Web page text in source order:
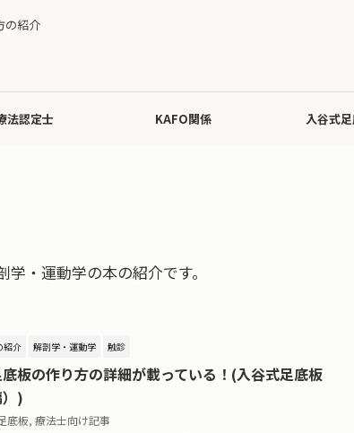
の紹介
法認定士 KAFO関係 入谷式
・運動学の本の紹介です。
紹介 解剖学・運動学 触診
板の作り方の詳細が載っている！(入谷式足底板
）)
底板, 療法士向け記事